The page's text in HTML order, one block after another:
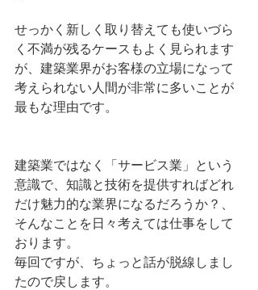
せっかく新しく取り替えても使いづら
く不満が残るケースもよく見られます
が、建築業界がお客様の立場になって
考えられない人間が非常に多いことが
最もな理由です。
建築業ではなく「サービス業」という
意識で、知識と技術を提供すればどれ
だけ魅力的な業界になるだろうか？、
そんなことを日々考えては仕事をして
おります。
毎回ですが、ちょっと話が脱線しまし
たので戻します。